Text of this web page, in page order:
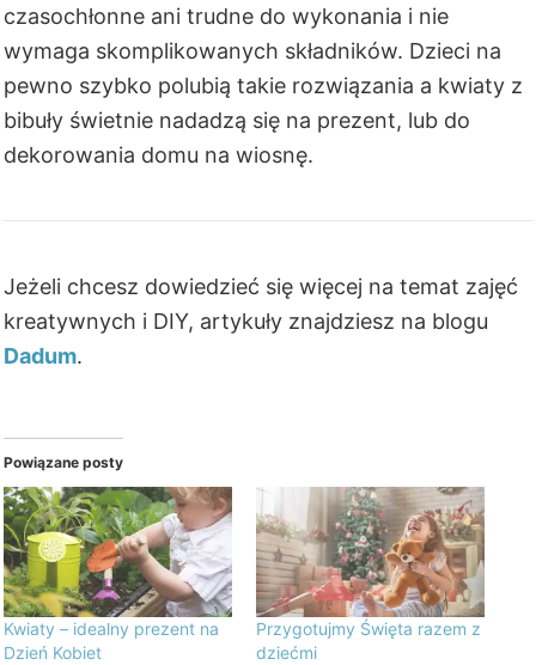
czasochłonne ani trudne do wykonania i nie
wymaga skomplikowanych składników. Dzieci na
pewno szybko polubią takie rozwiązania a kwiaty z
bibuły świetnie nadadzą się na prezent, lub do
dekorowania domu na wiosnę.
Jeżeli chcesz dowiedzieć się więcej na temat zajęć
kreatywnych i DIY, artykuły znajdziesz na blogu
Dadum.
Powiązane posty
Kwiaty – idealny prezent na
Dzień Kobiet
Przygotujmy Święta razem z
dziećmi